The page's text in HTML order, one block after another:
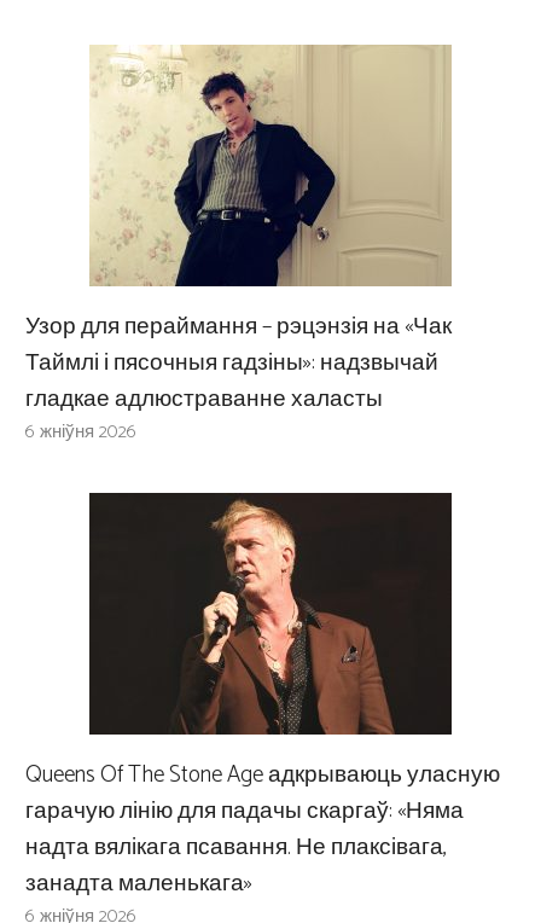
Узор для пераймання – рэцэнзія на «Чак
Таймлі і пясочныя гадзіны»: надзвычай
гладкае адлюстраванне халасты
6 жніўня 2026
Queens Of The Stone Age адкрываюць уласную
гарачую лінію для падачы скаргаў: «Няма
надта вялікага псавання. Не плаксівага,
занадта маленькага»
6 жніўня 2026